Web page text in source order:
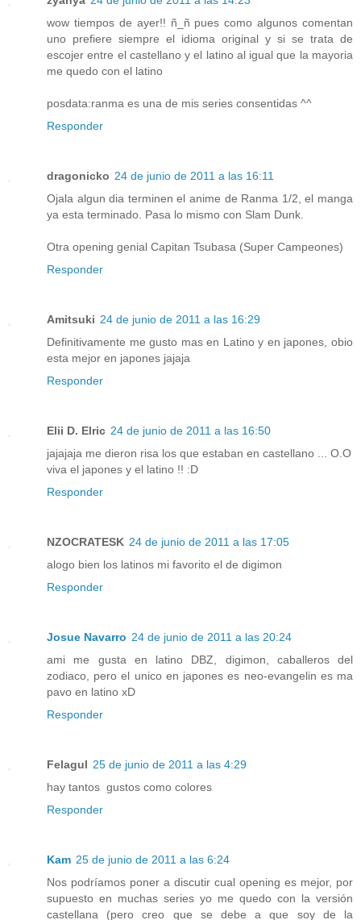
wow tiempos de ayer!! ñ_ñ pues como algunos comentan
uno prefiere siempre el idioma original y si se trata de
escojer entre el castellano y el latino al igual que la mayoria
me quedo con el latino
posdata:ranma es una de mis series consentidas ^^
Responder
dragonicko 24 de junio de 2011 a las 16:11
Ojala algun dia terminen el anime de Ranma 1/2, el manga
ya esta terminado. Pasa lo mismo con Slam Dunk.
Otra opening genial Capitan Tsubasa (Super Campeones)
Responder
Amitsuki 24 de junio de 2011 a las 16:29
Definitivamente me gusto mas en Latino y en japones, obio
esta mejor en japones jajaja
Responder
Elii D. Elric 24 de junio de 2011 a las 16:50
jajajaja me dieron risa los que estaban en castellano ... O.O
viva el japones y el latino !! :D
Responder
NZOCRATESK 24 de junio de 2011 a las 17:05
alogo bien los latinos mi favorito el de digimon
Responder
Josue Navarro 24 de junio de 2011 a las 20:24
ami me gusta en latino DBZ, digimon, caballeros del
zodiaco, pero el unico en japones es neo-evangelin es ma
pavo en latino xD
Responder
Felagul 25 de junio de 2011 a las 4:29
hay tantos gustos como colores
Responder
Kam 25 de junio de 2011 a las 6:24
Nos podríamos poner a discutir cual opening es mejor, por
supuesto en muchas series yo me quedo con la versión
castellana (pero creo que se debe a que soy de la